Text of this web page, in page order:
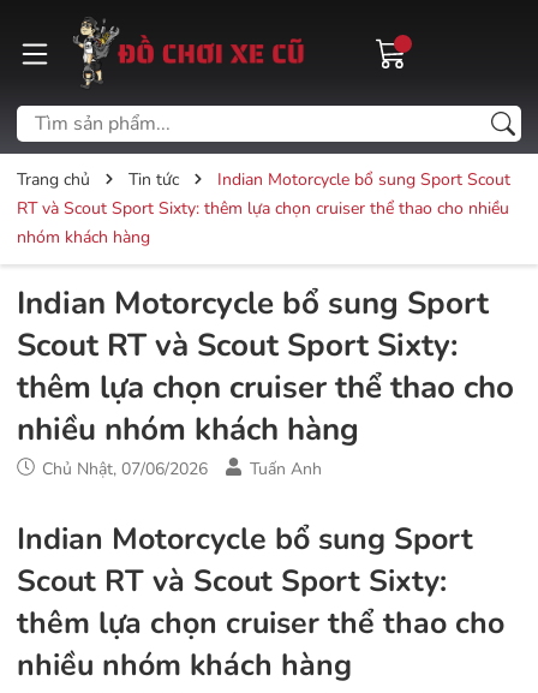
Trang chủ Tin tức
Indian Motorcycle bổ sung Sport Scout
RT và Scout Sport Sixty: thêm lựa chọn cruiser thể thao cho nhiều
nhóm khách hàng
Indian Motorcycle bổ sung Sport
Scout RT và Scout Sport Sixty:
thêm lựa chọn cruiser thể thao cho
nhiều nhóm khách hàng
Chủ Nhật, 07/06/2026 Tuấn Anh
Indian Motorcycle bổ sung Sport
Scout RT và Scout Sport Sixty:
thêm lựa chọn cruiser thể thao cho
nhiều nhóm khách hàng